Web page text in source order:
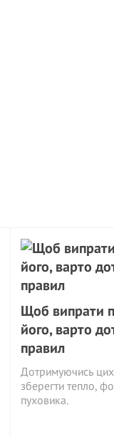
Щоб випрати
його, варто
правил
Дотримуючись
зберегти тепло,
пуховика.